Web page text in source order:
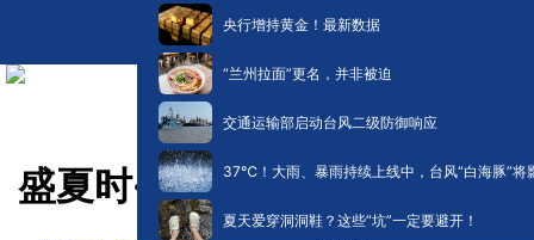
央行增持黄金！最新数据
“兰州拉面”更名，并非被迫
交通运输部启动台风二级防御响应
​37℃！大雨、暴雨持续上线中，台风“白海豚”将
夏天爱穿洞洞鞋？这些“坑”一定要避开！
盛夏时·孩子去哪 | 你上班 我